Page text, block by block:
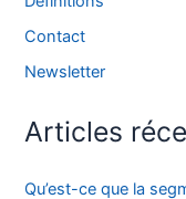
Contact
Newsletter
Articles
Qu’est-ce que la